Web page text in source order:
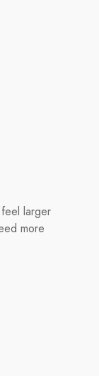
larger
more